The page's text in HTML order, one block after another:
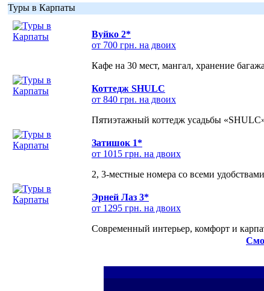
Туры в Карпаты
Вуйко 2*
от 700 грн. на двоих
Кафе на 30 мест, мангал, хранение
Коттедж SHULC
от 840 грн. на двоих
Пятиэтажный коттедж усадьбы
Затишок 1*
от 1015 грн. на двоих
2, 3-местные номера со всеми
Эрней Лаз 3*
от 1295 грн. на двоих
Современный интерьер, комфорт и